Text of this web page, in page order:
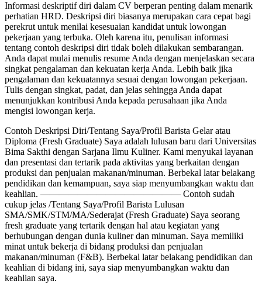
Informasi deskriptif diri dalam CV berperan penting dalam menarik
perhatian HRD. Deskripsi diri biasanya merupakan cara cepat bagi
perekrut untuk menilai kesesuaian kandidat untuk lowongan
pekerjaan yang terbuka. Oleh karena itu, penulisan informasi
tentang contoh deskripsi diri tidak boleh dilakukan sembarangan.
Anda dapat mulai menulis resume Anda dengan menjelaskan secara
singkat pengalaman dan kekuatan kerja Anda. Lebih baik jika
pengalaman dan kekuatannya sesuai dengan lowongan pekerjaan.
Tulis dengan singkat, padat, dan jelas sehingga Anda dapat
menunjukkan kontribusi Anda kepada perusahaan jika Anda
mengisi lowongan kerja.
Contoh Deskripsi Diri/Tentang Saya/Profil Barista Gelar atau
Diploma (Fresh Graduate) Saya adalah lulusan baru dari Universitas
Bima Sakthi dengan Sarjana Ilmu Kuliner. Kami menyukai layanan
dan presentasi dan tertarik pada aktivitas yang berkaitan dengan
produksi dan penjualan makanan/minuman. Berbekal latar belakang
pendidikan dan kemampuan, saya siap menyumbangkan waktu dan
keahlian. ——————————————— Contoh sudah
cukup jelas /Tentang Saya/Profil Barista Lulusan
SMA/SMK/STM/MA/Sederajat (Fresh Graduate) Saya seorang
fresh graduate yang tertarik dengan hal atau kegiatan yang
berhubungan dengan dunia kuliner dan minuman. Saya memiliki
minat untuk bekerja di bidang produksi dan penjualan
makanan/minuman (F&B). Berbekal latar belakang pendidikan dan
keahlian di bidang ini, saya siap menyumbangkan waktu dan
keahlian saya.